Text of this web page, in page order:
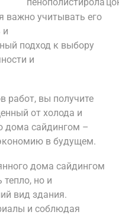
важно учитывать его
и
подход к выбору
и
работ, вы получите
от холода и
дома сайдингом –
в будущем.
дома сайдингом
но и
вид здания.
и соблюдая